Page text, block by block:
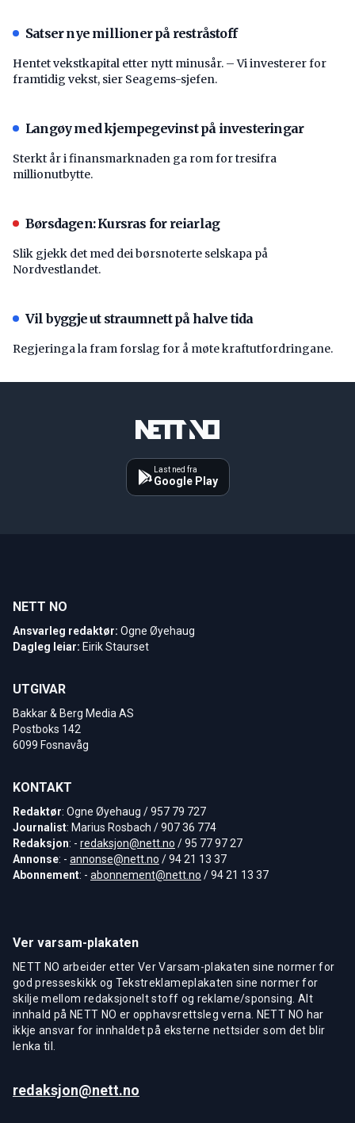
Satser nye millioner på restråstoff
Hentet vekstkapital etter nytt minusår. – Vi investerer for
framtidig vekst, sier Seagems-sjefen.
Langøy med kjempegevinst på investeringar
Sterkt år i finansmarknaden ga rom for tresifra
millionutbytte.
Børsdagen: Kursras for reiarlag
Slik gjekk det med dei børsnoterte selskapa på
Nordvestlandet.
Vil byggje ut straumnett på halve tida
Regjeringa la fram forslag for å møte kraftutfordringane.
Last ned fra
Google Play
NETT NO
Ansvarleg redaktør: Ogne Øyehaug
Dagleg leiar: Eirik Staurset
UTGIVAR
Bakkar & Berg Media AS
Postboks 142
6099 Fosnavåg
KONTAKT
Redaktør: Ogne Øyehaug / 957 79 727
Journalist: Marius Rosbach / 907 36 774
Redaksjon: - redaksjon@nett.no / 95 77 97 27
Annonse: - annonse@nett.no / 94 21 13 37
Abonnement: - abonnement@nett.no / 94 21 13 37
Ver varsam-plakaten
NETT NO arbeider etter Ver Varsam-plakaten sine normer for
god presseskikk og Tekstreklameplakaten sine normer for
skilje mellom redaksjonelt stoff og reklame/sponsing. Alt
innhald på NETT NO er opphavsrettsleg verna. NETT NO har
ikkje ansvar for innhaldet på eksterne nettsider som det blir
lenka til.
redaksjon@nett.no